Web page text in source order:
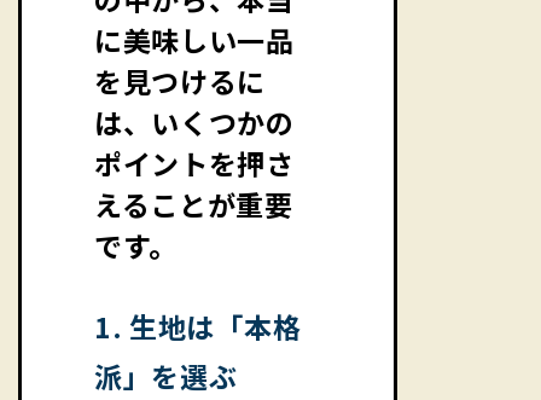
に美味しい一品
を見つけるに
は、いくつかの
ポイントを押さ
えることが重要
です。
1. 生地は「本格
派」を選ぶ